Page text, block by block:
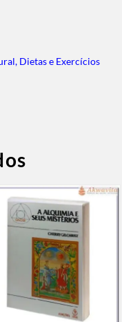
Dietas e Exercícios